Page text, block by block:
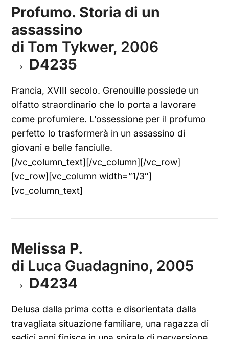
Profumo. Storia di un
assassino
di Tom Tykwer, 2006
→ D4235
Francia, XVIII secolo. Grenouille possiede un
olfatto straordinario che lo porta a lavorare
come profumiere. L’ossessione per il profumo
perfetto lo trasformerà in un assassino di
giovani e belle fanciulle.
[/vc_column_text][/vc_column][/vc_row]
[vc_row][vc_column width=”1/3″]
[vc_column_text]
Melissa P.
di Luca Guadagnino, 2005
→ D4234
Delusa dalla prima cotta e disorientata dalla
travagliata situazione familiare, una ragazza di